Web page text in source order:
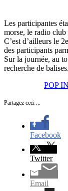
Les participantes
morse, le radio club
C’est d’ailleurs le
des participants
Sur la journée, au
recherche de balises.
POP
Partagez ceci ...
Facebook
Twitter
Email